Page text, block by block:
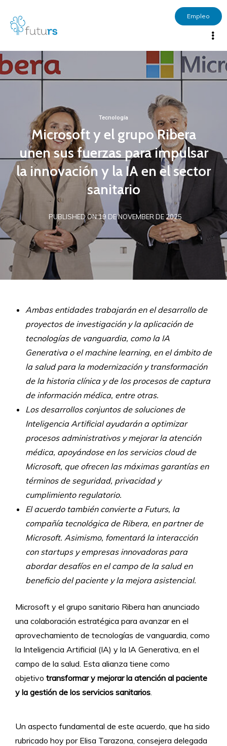
Empleo
Tecnología
Microsoft y el grupo Ribera
unen sus fuerzas para impulsar
la innovación y la IA en el sector
sanitario
PUBLISHED ON 19 DE NOVEMBER DE 2025
Ambas entidades trabajarán en el desarrollo de
proyectos de investigación y la aplicación de
tecnologías de vanguardia, como la IA
Generativa o el machine learning, en el ámbito de
la salud para la modernización y transformación
de la historia clínica y de los procesos de captura
de información médica, entre otras.
Los desarrollos conjuntos de soluciones de
Inteligencia Artificial ayudarán a optimizar
procesos administrativos y mejorar la atención
médica, apoyándose en los servicios cloud de
Microsoft, que ofrecen las máximas garantías en
términos de seguridad, privacidad y
cumplimiento regulatorio.
El acuerdo también convierte a Futurs, la
compañía tecnológica de Ribera, en partner de
Microsoft. Asimismo, fomentará la interacción
con startups y empresas innovadoras para
abordar desafíos en el campo de la salud en
beneficio del paciente y la mejora asistencial.
Microsoft y el grupo sanitario Ribera han anunciado
una colaboración estratégica para avanzar en el
aprovechamiento de tecnologías de vanguardia, como
la Inteligencia Artificial (IA) y la IA Generativa, en el
campo de la salud. Esta alianza tiene como
objetivo transformar y mejorar la atención al paciente
y la gestión de los servicios sanitarios.
Un aspecto fundamental de este acuerdo, que ha sido
rubricado hoy por Elisa Tarazona, consejera delegada